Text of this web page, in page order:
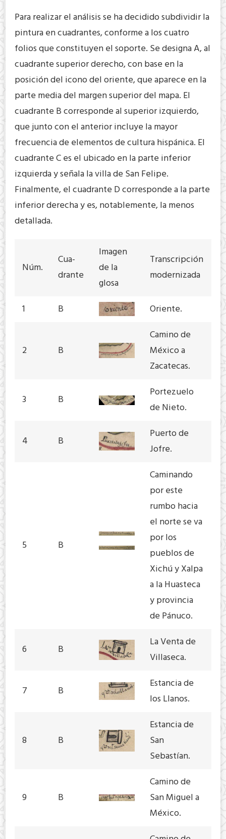
Para realizar el análisis se ha decidido subdividir la
pintura en cuadrantes, conforme a los cuatro
folios que constituyen el soporte. Se designa A, al
cuadrante superior derecho, con base en la
posición del icono del oriente, que aparece en la
parte media del margen superior del mapa. El
cuadrante B corresponde al superior izquierdo,
que junto con el anterior incluye la mayor
frecuencia de elementos de cultura hispánica. El
cuadrante C es el ubicado en la parte inferior
izquierda y señala la villa de San Felipe.
Finalmente, el cuadrante D corresponde a la parte
inferior derecha y es, notablemente, la menos
detallada.
Núm.
Cua-
drante
Imagen
de la
glosa
Transcripción
modernizada
1 B Oriente.
2 B
Camino de
México a
Zacatecas.
3 B
Portezuelo
de Nieto.
4 B
Puerto de
Jofre.
5 B
Caminando
por este
rumbo hacia
el norte se va
por los
pueblos de
Xichú y Xalpa
a la Huasteca
y provincia
de Pánuco.
6 B
La Venta de
Villaseca.
7 B
Estancia de
los Llanos.
8 B
Estancia de
San
Sebastían.
9 B
Camino de
San Miguel a
México.